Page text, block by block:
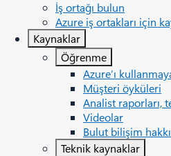
İş ortağı bulun
Azure iş ortakları için
Kaynaklar
Öğrenme
Azure’ı
Müşteri öyküleri
Analist raporları,
Videolar
Bulut bilişim
Teknik kaynaklar